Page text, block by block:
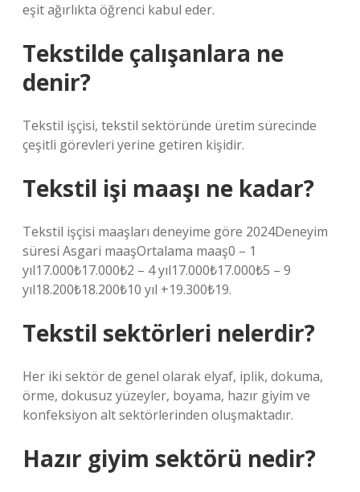
eşit ağırlıkta öğrenci kabul eder.
Tekstilde çalışanlara ne
denir?
Tekstil işçisi, tekstil sektöründe üretim sürecinde
çeşitli görevleri yerine getiren kişidir.
Tekstil işi maaşı ne kadar?
Tekstil işçisi maaşları deneyime göre 2024Deneyim
süresi Asgari maaşOrtalama maaş0 – 1
yıl17.000₺17.000₺2 – 4 yıl17.000₺17.000₺5 – 9
yıl18.200₺18.200₺10 yıl +19.300₺19.
Tekstil sektörleri nelerdir?
Her iki sektör de genel olarak elyaf, iplik, dokuma,
örme, dokusuz yüzeyler, boyama, hazır giyim ve
konfeksiyon alt sektörlerinden oluşmaktadır.
Hazır giyim sektörü nedir?